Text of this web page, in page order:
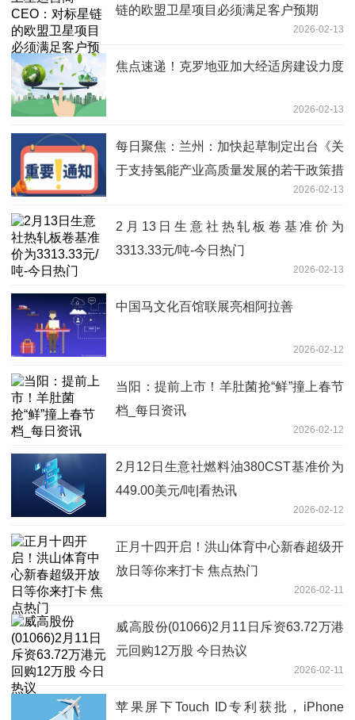
链的欧盟卫星项目必须满足客户预期
2026-02-13
焦点速递！克罗地亚加大经适房建设力度
2026-02-13
每日聚焦：兰州：加快起草制定出台《关
于支持氢能产业高质量发展的若干政策措
2026-02-13
2月13日生意社热轧板卷基准价为
3313.33元/吨-今日热门
2026-02-13
中国马文化百馆联展亮相阿拉善
2026-02-12
当阳：提前上市！羊肚菌抢“鲜”撞上春节
档_每日资讯
2026-02-12
2月12日生意社燃料油380CST基准价为
449.00美元/吨|看热讯
2026-02-12
正月十四开启！洪山体育中心新春超级开
放日等你来打卡 焦点热门
2026-02-11
威高股份(01066)2月11日斥资63.72万港
元回购12万股 今日热议
2026-02-11
苹果屏下Touch ID专利获批，iPhone